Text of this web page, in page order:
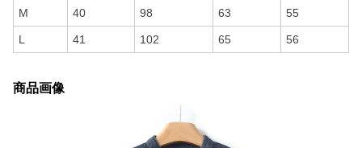
M 40 98 63 55
L 41 102 65 56
商品画像